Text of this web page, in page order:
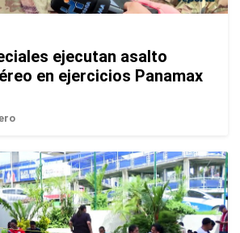
ejecutan asalto
en ejercicios Panamax